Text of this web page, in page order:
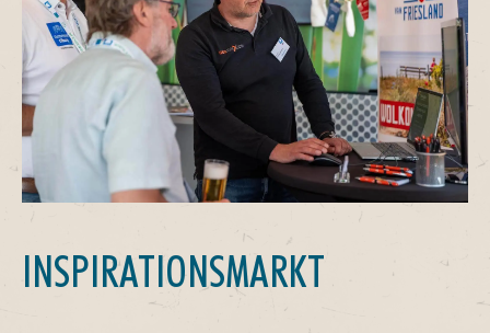
INSPIRATIONSMARKT